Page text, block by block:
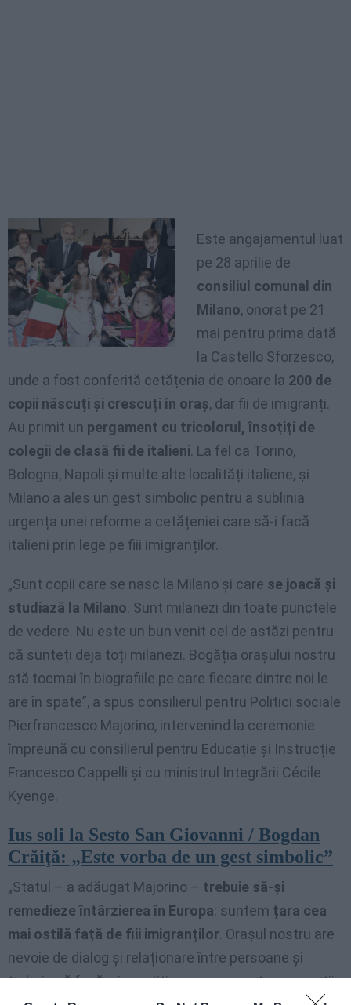
Este angajamentul luat
pe 28 aprilie de
consiliul comunal din
Milano, onorat pe 21
mai pentru prima dată
la Castello Sforzesco,
unde a fost conferită cetățenia de onoare la 200 de
copii născuți și crescuți în oraș, dar fii de imigranți.
Au primit un pergament cu tricolorul, însoțiți de
colegii de clasă fii de italieni. La fel ca Torino,
Bologna, Napoli și multe alte localități italiene, și
Milano a ales un gest simbolic pentru a sublinia
urgența unei reforme a cetățeniei care să-i facă
italieni prin lege pe fiii imigranților.
„Sunt copii care se nasc la Milano și care se joacă și
studiază la Milano. Sunt milanezi din toate punctele
de vedere. Nu este un bun venit cel de astăzi pentru
că sunteți deja toți milanezi. Bogăția orașului nostru
stă tocmai în biografiile pe care fiecare dintre noi le
are în spate”, a spus consilierul pentru Politici sociale
Pierfrancesco Majorino, intervenind la ceremonie
împreună cu consilierul pentru Educație și Instrucție
Francesco Cappelli și cu ministrul Integrării Cécile
Kyenge.
Ius soli la Sesto San Giovanni / Bogdan
Crăiţă: „Este vorba de un gest simbolic”
„Statul – a adăugat Majorino – trebuie să-și
remedieze întârzierea în Europa: suntem țara cea
mai ostilă față de fiii imigranților. Orașul nostru are
nevoie de dialog și relaționare între persoane și
trebuie să facă o investiție asupra acestor generații